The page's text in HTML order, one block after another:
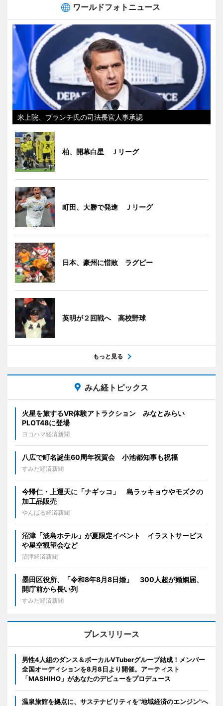
ワールドフォトニュース
米上院、ブランチ氏の司法長官人事承認
柏、開幕白星 Ｊリーグ
町田、大勝で発進 Ｊリーグ
日本、豪州に惜敗 ラグビー
英明が２回戦へ 高校野球
もっと見る
みん経トピックス
火星を旅するVR体験アトラクション みなとみらい
PLOT48に登場
ヨコハマ経済新聞
八広で町名誕生60周年祝賀会 小池都知事も祝福
すみだ経済新聞
今帰仁・上運天に「ナギッコ」 島ラッキョウやモズクの
加工品販売
やんばる経済新聞
沼津「淡島ホテル」が夏限定イベント イラストサービス
や星空観望会など
沼津経済新聞
墨田区役所、「令和8年8月8日婚」 300人超が婚姻届、
開庁前から長い列
すみだ経済新聞
プレスリリース
男性4人組のダンス＆ボーカルVTuberグループ結成！メンバー
全国オーディションを8月8日より開催。アーティスト
「MASHIHO」があなたのデビューをプロデュース
温泉旅館を拠点に、サステナビリティを"地域経済のエンジン"へ